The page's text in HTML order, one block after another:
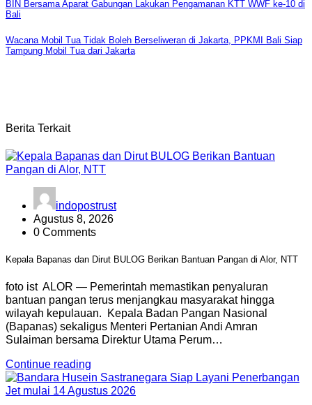
Navigasi
BIN Bersama Aparat Gabungan Lakukan Pengamanan KTT WWF ke-10 di
Bali
Wacana Mobil Tua Tidak Boleh Berseliweran di Jakarta, PPKMI Bali Siap
Tampung Mobil Tua dari Jakarta
Berita Terkait
indopostrust
Agustus 8, 2026
0 Comments
Kepala Bapanas dan Dirut BULOG Berikan Bantuan Pangan di Alor, NTT
foto ist ALOR — Pemerintah memastikan penyaluran
bantuan pangan terus menjangkau masyarakat hingga
wilayah kepulauan. Kepala Badan Pangan Nasional
(Bapanas) sekaligus Menteri Pertanian Andi Amran
Sulaiman bersama Direktur Utama Perum…
Continue reading